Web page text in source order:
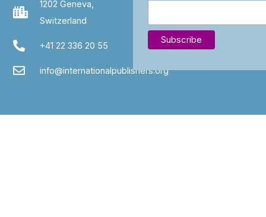
1202 Geneva,
Switzerland
+41 22 336 20 55
info@internationalpublishers.org